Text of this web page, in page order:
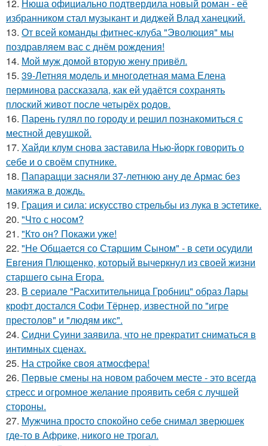
12. Нюша официально подтвердила новый роман - её
избранником стал музыкант и диджей Влад ханецкий.
13. От всей команды фитнес-клуба "Эволюция" мы
поздравляем вас с днём рождения!
14. Мой муж домой вторую жену привёл.
15. 39-Летняя модель и многодетная мама Елена
перминова рассказала, как ей удаётся сохранять
плоский живот после четырёх родов.
16. Парень гулял по городу и решил познакомиться с
местной девушкой.
17. Хайди клум снова заставила Нью-йорк говорить о
себе и о своём спутнике.
18. Папарацци засняли 37-летнюю ану де Армас без
макияжа в дождь.
19. Грация и сила: искусство стрельбы из лука в эстетике.
20. "Что с носом?
21. "Кто он? Покажи уже!
22. "Не Общается со Старшим Сыном" - в сети осудили
Евгения Плющенко, который вычеркнул из своей жизни
старшего сына Егора.
23. В сериале "Расхитительница Гробниц" образ Лары
крофт достался Софи Тёрнер, известной по "игре
престолов" и "людям икс".
24. Сидни Суини заявила, что не прекратит сниматься в
интимных сценах.
25. На стройке своя атмосфера!
26. Первые смены на новом рабочем месте - это всегда
стресс и огромное желание проявить себя с лучшей
стороны.
27. Мужчина просто спокойно себе снимал зверюшек
где-то в Африке, никого не трогал.